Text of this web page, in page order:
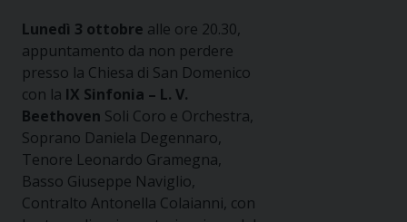
Lunedì 3 ottobre alle ore 20.30,
appuntamento da non perdere
presso la Chiesa di San Domenico
con la IX Sinfonia – L. V.
Beethoven Soli Coro e Orchestra,
Soprano Daniela Degennaro,
Tenore Leonardo Gramegna,
Basso Giuseppe Naviglio,
Contralto Antonella Colaianni, con